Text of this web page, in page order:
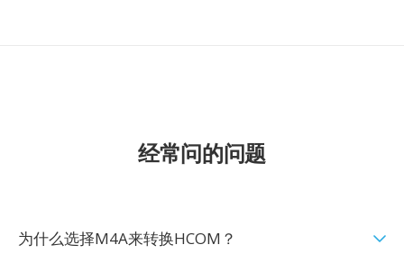
经常问的问题
为什么选择M4A来转换HCOM？